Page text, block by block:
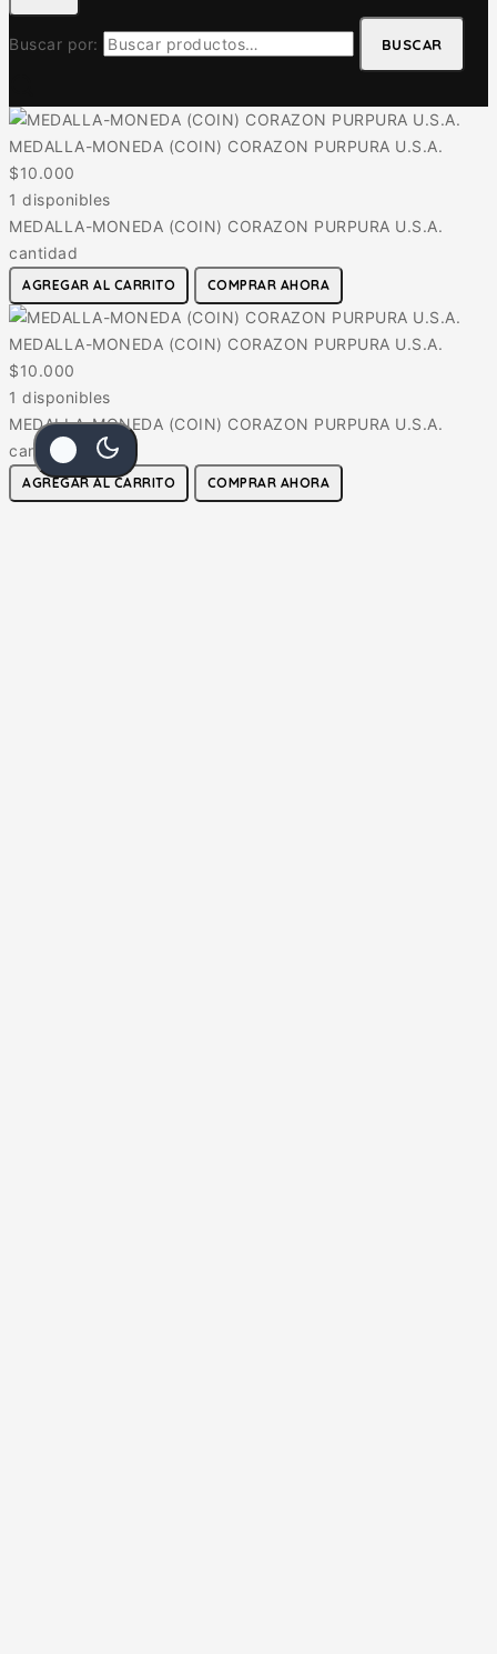
Buscar por: BUSCAR
MEDALLA-MONEDA (COIN) CORAZON PURPURA U.S.A.
$10.000
1 disponibles
MEDALLA-MONEDA (COIN) CORAZON PURPURA U.S.A.
cantidad
AGREGAR AL CARRITO COMPRAR AHORA
MEDALLA-MONEDA (COIN) CORAZON PURPURA U.S.A.
$10.000
1 disponibles
MEDALLA-MONEDA (COIN) CORAZON PURPURA U.S.A.
cantidad
AGREGAR AL CARRITO COMPRAR AHORA